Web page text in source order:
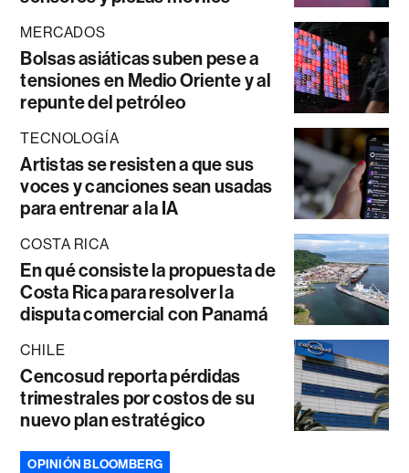
MERCADOS
Bolsas asiáticas suben pese a
tensiones en Medio Oriente y al
repunte del petróleo
TECNOLOGÍA
Artistas se resisten a que sus
voces y canciones sean usadas
para entrenar a la IA
COSTA RICA
En qué consiste la propuesta de
Costa Rica para resolver la
disputa comercial con Panamá
CHILE
Cencosud reporta pérdidas
trimestrales por costos de su
nuevo plan estratégico
OPINIÓN BLOOMBERG